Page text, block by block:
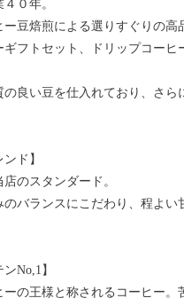
０年。
ー豆焙煎による選りすぐりの
ギフトセット、ドリップコー
の良い豆を仕入れており、さ
ド】
のスタンダード。
のバランスにこだわり、程よ
No,1】
ーの王様と称されるコーヒー